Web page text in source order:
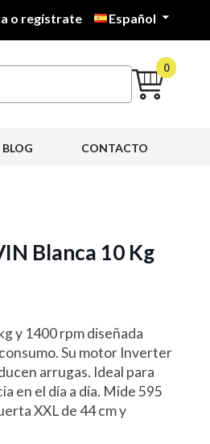
o regístrate Español 
0
CONTACTO
BLOG
Blanca 10 Kg
y 1400 rpm diseñada
Su motor Inverter
arrugas. Ideal para
en el día a día. Mide 595
XXL de 44 cm y